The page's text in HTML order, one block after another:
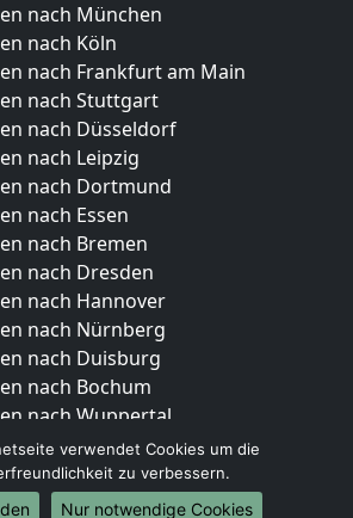
nach München
nach Köln
nach Frankfurt am Main
nach Stuttgart
nach Düsseldorf
nach Leipzig
nach Dortmund
nach Essen
nach Bremen
nach Dresden
nach Hannover
nach Nürnberg
nach Duisburg
nach Bochum
nach Wuppertal
nach Bielefeld
nach Bonn
nach Münster
verwendet Cookies um die
zu verbessern.
Nur notwendige Cookies